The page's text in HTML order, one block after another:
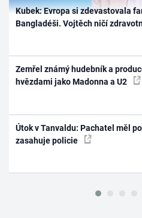
Kubek: Evropa si zdevastovala
Bangladéši. Vojtěch ničí
Zemřel známý hudebník a
hvězdami jako Madonna a U2
Útok v Tanvaldu: Pachatel měl
zasahuje policie